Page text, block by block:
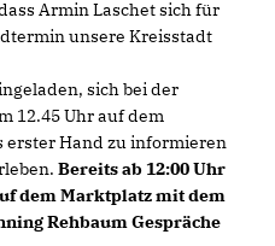
Armin Laschet sich für
unsere Kreisstadt
sich bei der
12.45 Uhr auf dem
erster Hand zu informieren
Bereits ab 12:00 Uhr
dem Marktplatz mit dem
Rehbaum Gespräche